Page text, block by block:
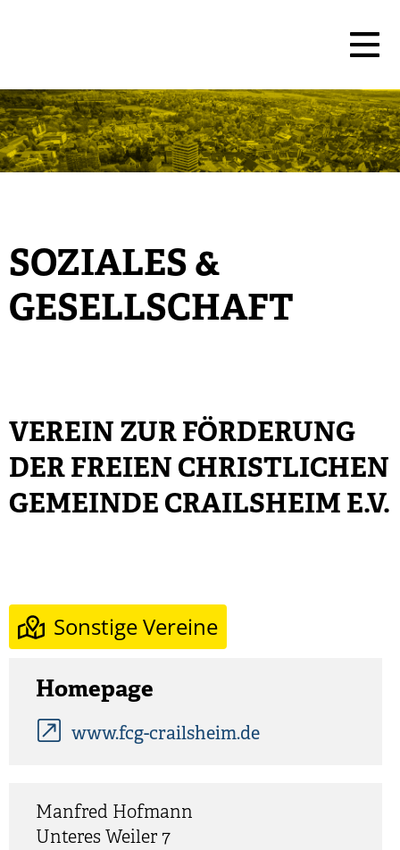
SOZIALES &
GESELLSCHAFT
VEREIN ZUR FÖRDERUNG
DER FREIEN CHRISTLICHEN
GEMEINDE CRAILSHEIM E.V.
Sonstige Vereine
Homepage
www.fcg-crailsheim.de
Manfred Hofmann
Unteres Weiler 7